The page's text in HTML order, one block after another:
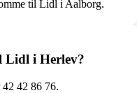
til Lidl i Aalborg.
Lidl i Herlev?
42 86 76.